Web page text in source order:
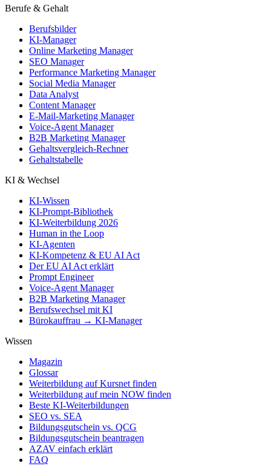
Berufe & Gehalt
Berufsbilder
KI-Manager
Online Marketing Manager
SEO Manager
Performance Marketing Manager
Social Media Manager
Data Analyst
Content Manager
E-Mail-Marketing Manager
Voice-Agent Manager
B2B Marketing Manager
Gehaltsvergleich-Rechner
Gehaltstabelle
KI & Wechsel
KI-Wissen
KI-Prompt-Bibliothek
KI-Weiterbildung 2026
Human in the Loop
KI-Agenten
KI-Kompetenz & EU AI Act
Der EU AI Act erklärt
Prompt Engineer
Voice-Agent Manager
B2B Marketing Manager
Berufswechsel mit KI
Bürokauffrau → KI-Manager
Wissen
Magazin
Glossar
Weiterbildung auf Kursnet finden
Weiterbildung auf mein NOW finden
Beste KI-Weiterbildungen
SEO vs. SEA
Bildungsgutschein vs. QCG
Bildungsgutschein beantragen
AZAV einfach erklärt
FAQ